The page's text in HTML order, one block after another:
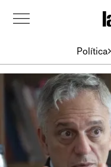
Política